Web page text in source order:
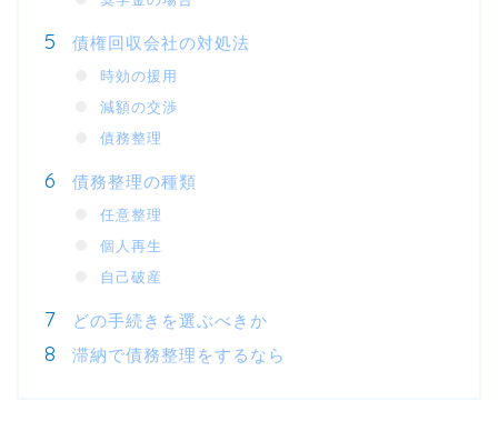
債権回収会社の対処法
時効の援用
減額の交渉
債務整理
債務整理の種類
任意整理
個人再生
自己破産
どの手続きを選ぶべきか
滞納で債務整理をするなら